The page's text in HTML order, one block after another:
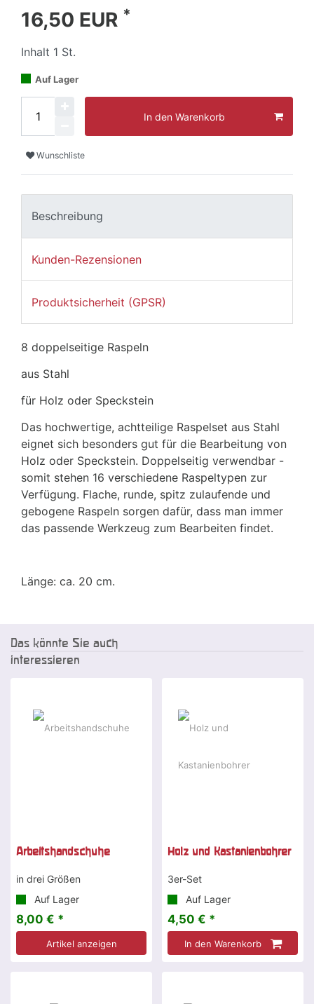
16,50 EUR *
Inhalt 1 St.
Auf Lager
In den Warenkorb
Wunschliste
Beschreibung
Kunden-Rezensionen
Produktsicherheit (GPSR)
8 doppelseitige Raspeln
aus Stahl
für Holz oder Speckstein
Das hochwertige, achtteilige Raspelset aus Stahl
eignet sich besonders gut für die Bearbeitung von
Holz oder Speckstein. Doppelseitig verwendbar -
somit stehen 16 verschiedene Raspeltypen zur
Verfügung. Flache, runde, spitz zulaufende und
gebogene Raspeln sorgen dafür, dass man immer
das passende Werkzeug zum Bearbeiten findet.
Länge: ca. 20 cm.
Das könnte Sie auch
interessieren
Arbeitshandschuhe
in drei Größen
Auf Lager
8,00 € *
Artikel anzeigen
Holz und Kastanienbohrer
3er-Set
Auf Lager
4,50 € *
In den Warenkorb